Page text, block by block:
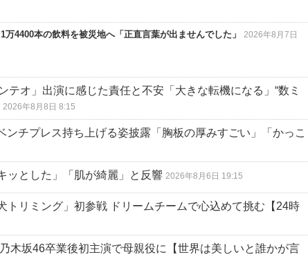
4400本の飲料を被災地へ「正直言葉が出ませんでした」
2026年8月7日
オ」出演に感じた責任と不安「大きな転機になる」“数ミ
2026年8月8日 8:15
チプレス持ち上げる姿披露「胸板の厚みすごい」「かっこ
ッとした」「肌が綺麗」と反響 2026年8月6日 19:15
リミング」初参戦 ドリームチームで心込めて挑む【24時
木坂46卒業後初主演で母親役に【世界は美しいと誰かが言